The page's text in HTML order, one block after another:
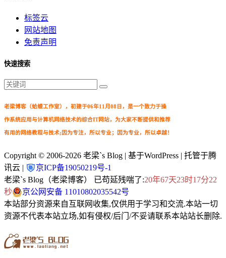
标签云
网站地图
免责声明
快速搜索
老梁博客（蛤蟆工作室），初建于06年11月08日，是一个致力于操
作系统应用与计算机网络技术的综合IT网站，为大家不断提供和推荐
有用的网络教程与技术;因为专注，所以专业；因为专业，所以卓越！
Copyright © 2006-2026 老梁`s Blog | 基于WordPress | 托管于腾
讯云 |
京ICP备19050219号-1
老梁`s Blog（老梁博客） 已苟延残喘了:20年67天23时17分24
秒
京公网安备 11010802035542号
本站部分资源来自互联网收集,仅供用于学习和交流.本站一切
资源不代表本站立场,如有侵权/后门/不妥请联系本站站长删除.